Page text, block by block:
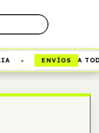
ENVÍOS A TODO